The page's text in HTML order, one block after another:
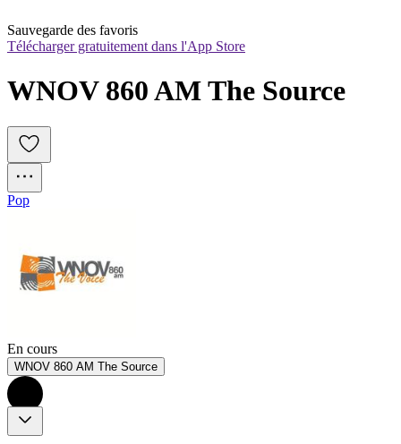
Sauvegarde des favoris
Télécharger gratuitement dans l'App Store
WNOV 860 AM The Source
Pop
En cours
WNOV 860 AM The Source